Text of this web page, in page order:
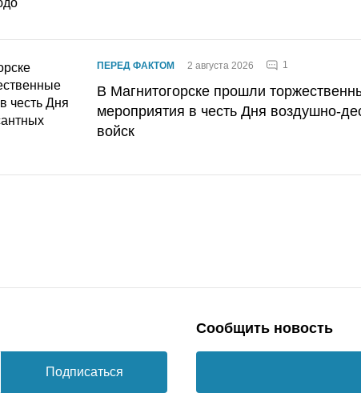
ПЕРЕД ФАКТОМ 2 августа 2026 1
В Магнитогорске прошли
мероприятия в честь Дня воздушно-
войск
Подписаться
Сообщить новость